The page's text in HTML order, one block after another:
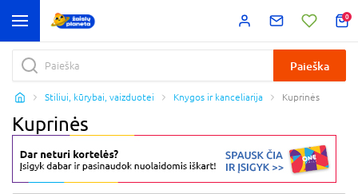
0
Paieška
Stiliui, kūrybai, vaizduotei Knygos ir kanceliarija Kuprinės
Kuprinės